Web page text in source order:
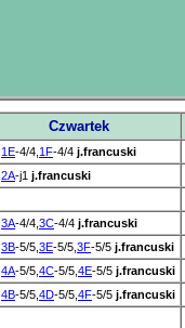
Czwartek
1E-4/4, 1F-4/4 j.francuski
2A-j1 j.francuski
3A-4/4, 3C-4/4 j.francuski
3B-5/5, 3E-5/5, 3F-5/5 j.francuski
4A-5/5, 4C-5/5, 4E-5/5 j.francuski
4B-5/5, 4D-5/5, 4F-5/5 j.francuski